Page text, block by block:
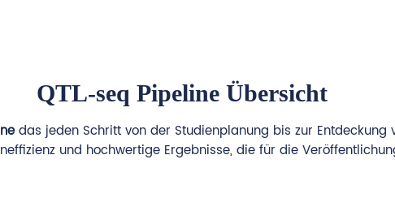
QTL-seq Pipeline Übersicht
das jeden Schritt von der Studienplanung bis zur Entdeckung
und hochwertige Ergebnisse, die für die